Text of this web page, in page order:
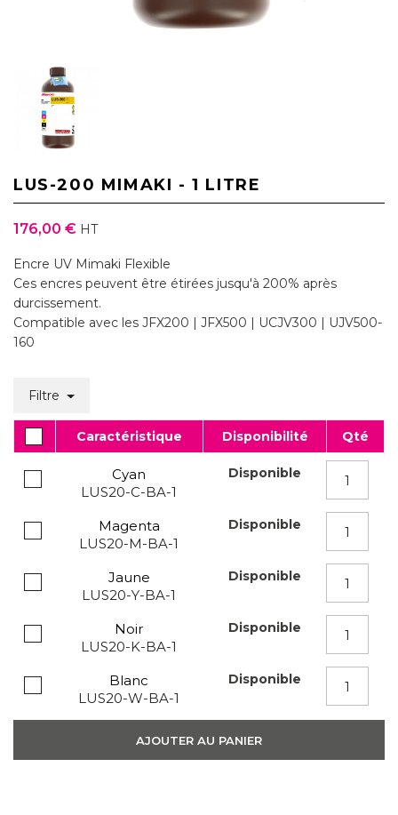
LUS-200 MIMAKI - 1 LITRE
176,00 € HT
Encre UV Mimaki Flexible
Ces encres peuvent être étirées jusqu'à 200% après
durcissement.
Compatible avec les JFX200 | JFX500 | UCJV300 | UJV500-
160
Filtre
Caractéristique Disponibilité Qté
Cyan
LUS20-C-BA-1
Disponible
Magenta
LUS20-M-BA-1
Disponible
Jaune
LUS20-Y-BA-1
Disponible
Noir
LUS20-K-BA-1
Disponible
Blanc
LUS20-W-BA-1
Disponible
AJOUTER AU PANIER